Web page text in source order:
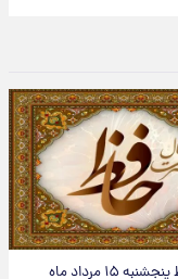
فال حافظ پنجشنبه ۱۵ مرداد ماه